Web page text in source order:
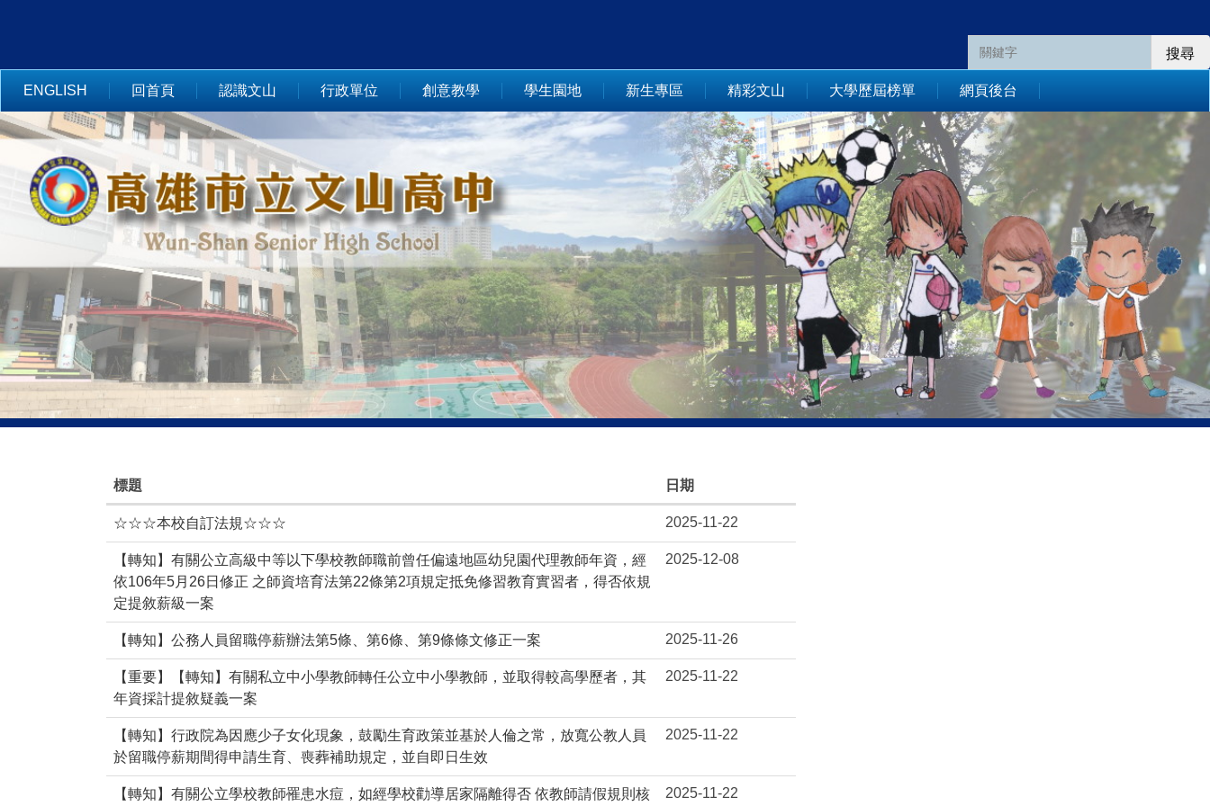
容
區
搜尋
ENGLISH 回首頁 認識文山 行政單位 創意教學 學生園地 新生專區 精彩文山 大學歷屆榜單 網頁後台
標題 日期
☆☆☆本校自訂法規☆☆☆ 2025-11-22
【轉知】有關公立高級中等以下學校教師職前曾任偏遠地區幼兒園代理教師年資，經
依106年5月26日修正 之師資培育法第22條第2項規定抵免修習教育實習者，得否依規
定提敘薪級一案
2025-12-08
【轉知】公務人員留職停薪辦法第5條、第6條、第9條條文修正一案 2025-11-26
【重要】【轉知】有關私立中小學教師轉任公立中小學教師，並取得較高學歷者，其
年資採計提敘疑義一案
2025-11-22
【轉知】行政院為因應少子女化現象，鼓勵生育政策並基於人倫之常，放寬公教人員
於留職停薪期間得申請生育、喪葬補助規定，並自即日生效
2025-11-22
【轉知】有關公立學校教師罹患水痘，如經學校勸導居家隔離得否 依教師請假規則核 2025-11-22